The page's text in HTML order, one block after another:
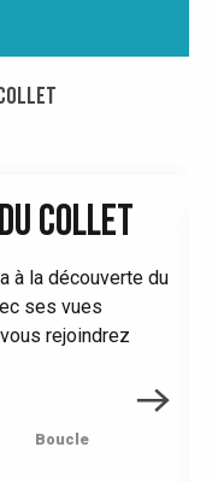
COLLET
à la découverte du
ses vues
rejoindrez
Boucle